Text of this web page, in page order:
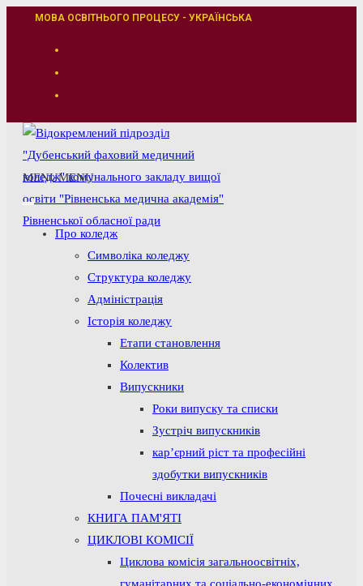
ПерейтиМОВА ОСВІТНЬОГО ПРОЦЕСУ - УКРАЇНСЬКА
MENUMENU
Про коледж
Символіка коледжу
Структура коледжу
Адміністрація
Історія коледжу
Етапи становлення
Колектив
Випускники
Роки випуску та списки
Зустріч випускників
кар’єрний ріст та професійні
здобутки випускників
Почесні викладачі
КНИГА ПАМ'ЯТІ
ЦИКЛОВІ КОМІСІЇ
Циклова комісія загальноосвітніх,